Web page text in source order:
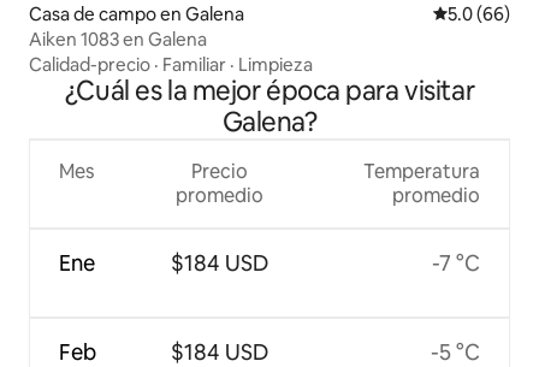
Casa de campo en Galena Calificación
5.0 (66)
Aiken 1083 en Galena
Calidad-precio · Familiar · Limpieza
¿Cuál es la mejor época para visitar
Galena?
Mes
Ene
Feb
Precio
promedio
$184 USD
$184 USD
Temperatura
promedio
-7 °C
-5 °C